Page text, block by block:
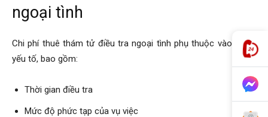
ngoại tình
Chi phí thuê thám tử điều tra ngoại tình phụ thuộc vào nhiều
yếu tố, bao gồm:
Thời gian điều tra
Mức độ phức tạp của vụ việc